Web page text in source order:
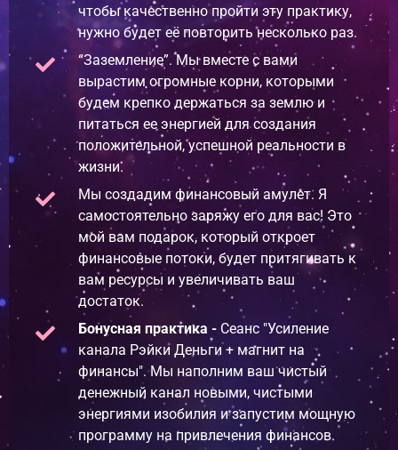
чтобы качественно пройти эту практику,
нужно будет её повторить несколько раз.
“Заземление”. Мы вместе с вами
вырастим огромные корни, которыми
будем крепко держаться за землю и
питаться ее энергией для создания
положительной, успешной реальности в
жизни.
Мы создадим финансовый амулет. Я
самостоятельно заряжу его для вас! Это
мой вам подарок, который откроет
финансовые потоки, будет притягивать к
вам ресурсы и увеличивать ваш
достаток.
Бонусная практика -Сеанс "Усиление
канала Рэйки Деньги + магнит на
финансы". Мы наполним ваш чистый
денежный канал новыми, чистыми
энергиями изобилия и запустим мощную
программу на привлечения финансов.